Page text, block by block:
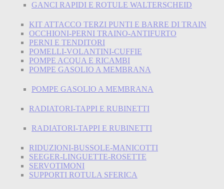
GANCI RAPIDI E ROTULE WALTERSCHEID
KIT ATTACCO TERZI PUNTI E BARRE DI TRAIN
OCCHIONI-PERNI TRAINO-ANTIFURTO
PERNI E TENDITORI
POMELLI-VOLANTINI-CUFFIE
POMPE ACQUA E RICAMBI
POMPE GASOLIO A MEMBRANA
POMPE GASOLIO A MEMBRANA
RADIATORI-TAPPI E RUBINETTI
RADIATORI-TAPPI E RUBINETTI
RIDUZIONI-BUSSOLE-MANICOTTI
SEEGER-LINGUETTE-ROSETTE
SERVOTIMONI
SUPPORTI ROTULA SFERICA